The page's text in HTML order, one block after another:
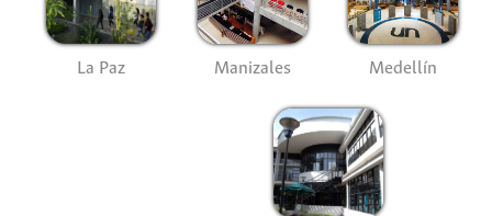
La Paz Manizales Medellín